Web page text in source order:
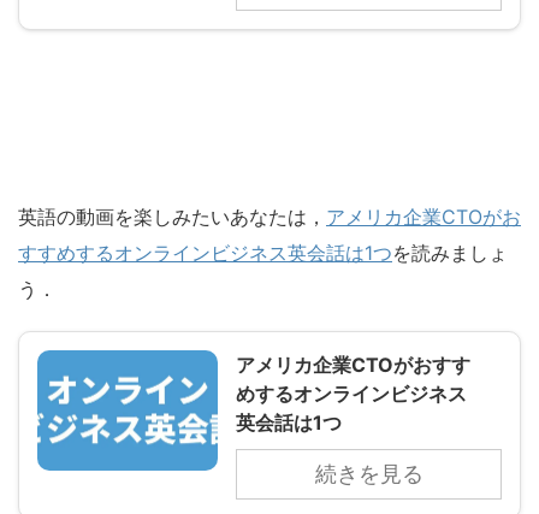
英語の動画を楽しみたいあなたは， アメリカ企業CTOがお
すすめするオンラインビジネス英会話は1つを読みましょ
う．
アメリカ企業CTOがおすす
めするオンラインビジネス
英会話は1つ
続きを見る